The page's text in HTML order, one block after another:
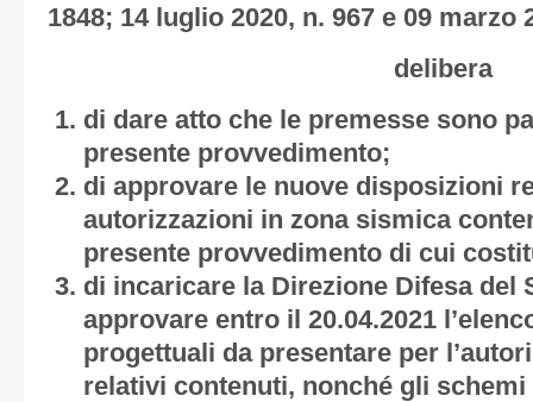
1848; 14 luglio 2020, n. 967 e 09 marzo
delibera
di dare atto che le premesse sono
presente provvedimento;
di approvare le nuove disposizioni
autorizzazioni in zona sismica
presente provvedimento di cui
di incaricare la Direzione Difesa del
approvare entro il 20.04.2021
progettuali da presentare per
relativi contenuti, nonché gli schemi